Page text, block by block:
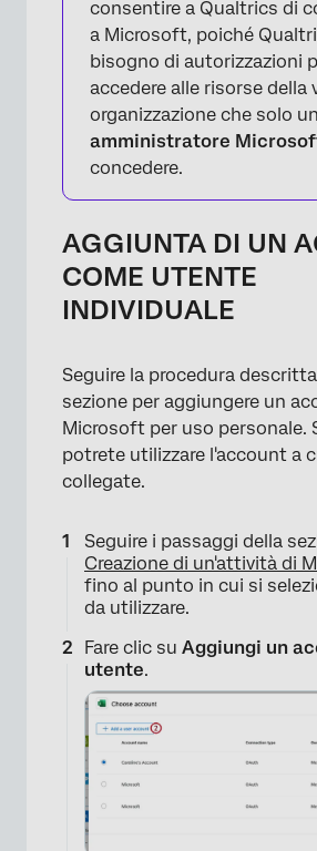
consentire a Qualtrics di
a Microsoft, poiché
bisogno di autorizzazioni
accedere alle risorse della
organizzazione che solo un
amministratore
concedere.
AGGIUNTA DI UN
COME UTENTE
INDIVIDUALE
Seguire la procedura
sezione per aggiungere un
Microsoft per uso personale.
potrete utilizzare l'account a
collegate.
Seguire i passaggi della
Creazione di un'attività di
fino al punto in cui si
da utilizzare.
Fare clic su Aggiungi un
utente.